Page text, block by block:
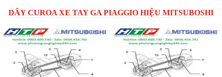
DÂY CUROA XE TAY GA PIAGGIO HIỆU MITSUBOSHI